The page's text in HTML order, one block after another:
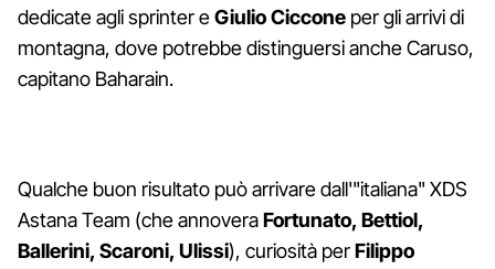
dedicate agli sprinter eGiulio Ciccone per gli arrivi di
montagna, dove potrebbe distinguersi anche Caruso,
capitano Baharain.
Qualche buon risultato può arrivare dall'"italiana" XDS
Astana Team (che annoveraFortunato, Bettiol,
Ballerini, Scaroni, Ulissi), curiosità perFilippo